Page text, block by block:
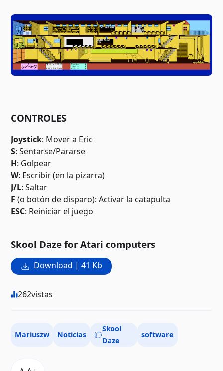
CONTROLES
Joystick: Mover a Eric
S: Sentarse/Pararse
H: Golpear
W: Escribir (en la pizarra)
J/L: Saltar
F (o botón de disparo): Activar la catapulta
ESC: Reiniciar el juego
Skool Daze for Atari computers
Download | 41 Kb
262vistas
Mariuszw Noticias
Skool
Daze
software